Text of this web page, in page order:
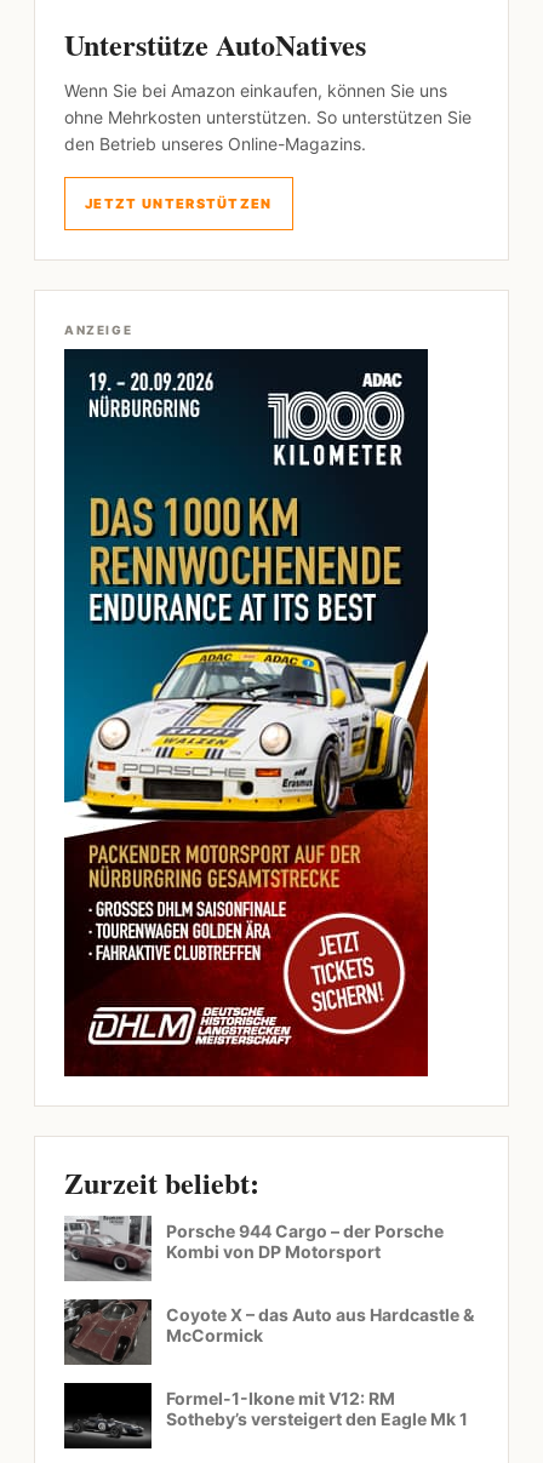
Unterstütze AutoNatives
Wenn Sie bei Amazon einkaufen, können Sie uns
ohne Mehrkosten unterstützen. So unterstützen Sie
den Betrieb unseres Online-Magazins.
JETZT UNTERSTÜTZEN
ANZEIGE
Zurzeit beliebt:
Porsche 944 Cargo – der Porsche
Kombi von DP Motorsport
Coyote X – das Auto aus Hardcastle &
McCormick
Formel-1-Ikone mit V12: RM
Sotheby’s versteigert den Eagle Mk 1